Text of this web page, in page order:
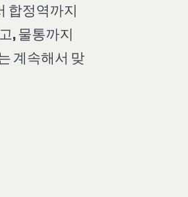
합정역까지
, 물통까지
계속해서 맞